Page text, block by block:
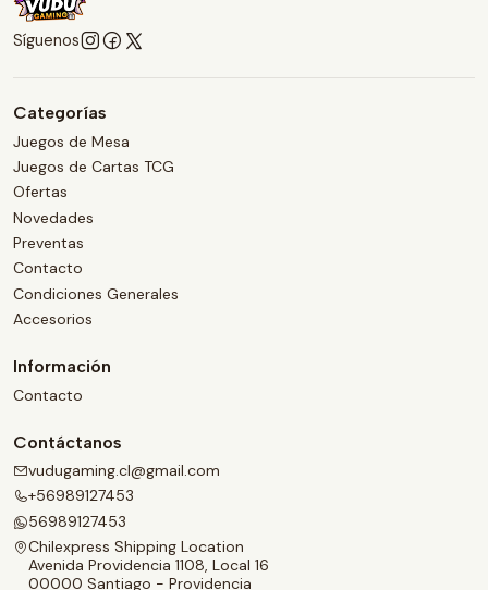
Síguenos
Categorías
Juegos de Mesa
Juegos de Cartas TCG
Ofertas
Novedades
Preventas
Contacto
Condiciones Generales
Accesorios
Información
Contacto
Contáctanos
vudugaming.cl@gmail.com
+56989127453
56989127453
Chilexpress Shipping Location
Avenida Providencia 1108, Local 16
00000 Santiago - Providencia